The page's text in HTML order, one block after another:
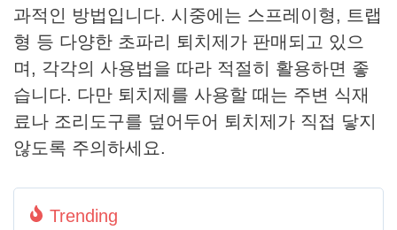
과적인 방법입니다. 시중에는 스프레이형, 트랩
형 등 다양한 초파리 퇴치제가 판매되고 있으
며, 각각의 사용법을 따라 적절히 활용하면 좋
습니다. 다만 퇴치제를 사용할 때는 주변 식재
료나 조리도구를 덮어두어 퇴치제가 직접 닿지
않도록 주의하세요.
Trending